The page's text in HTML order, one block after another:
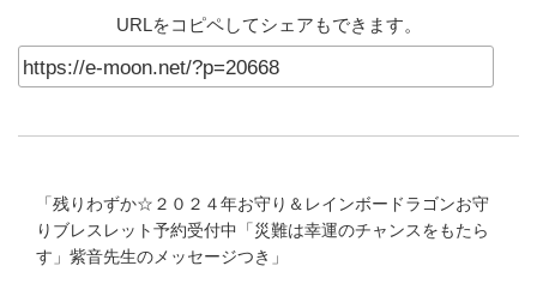
URLをコピペしてシェアもできます。
「残りわずか☆２０２４年お守り＆レインボードラゴンお守
りブレスレット予約受付中「災難は幸運のチャンスをもたら
す」紫音先生のメッセージつき 」